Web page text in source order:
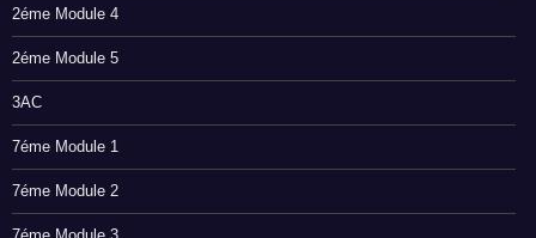
2éme Module 4
2éme Module 5
3AC
7éme Module 1
7éme Module 2